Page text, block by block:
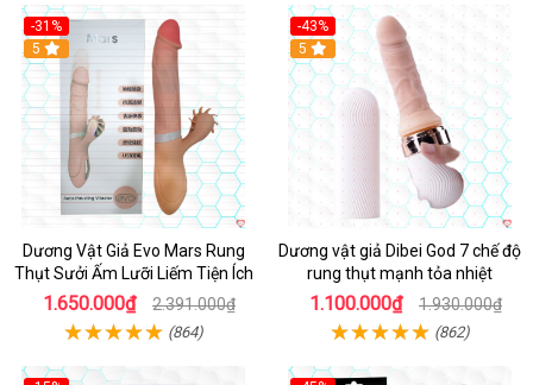
-31%
5
Dương Vật Giả Evo Mars Rung
Thụt Sưởi Ấm Lưỡi Liếm Tiện Ích
1.650.000₫ 2.391.000₫
(864)
-43%
Hot
5
Dương vật giả Dibei God 7 chế độ
rung thụt mạnh tỏa nhiệt
1.100.000₫ 1.930.000₫
(862)